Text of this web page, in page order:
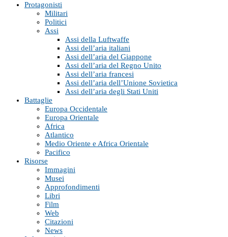
Protagonisti
Militari
Politici
Assi
Assi della Luftwaffe
Assi dell’aria italiani
Assi dell’aria del Giappone
Assi dell’aria del Regno Unito
Assi dell’aria francesi
Assi dell’aria dell’Unione Sovietica
Assi dell’aria degli Stati Uniti
Battaglie
Europa Occidentale
Europa Orientale
Africa
Atlantico
Medio Oriente e Africa Orientale
Pacifico
Risorse
Immagini
Musei
Approfondimenti
Libri
Film
Web
Citazioni
News